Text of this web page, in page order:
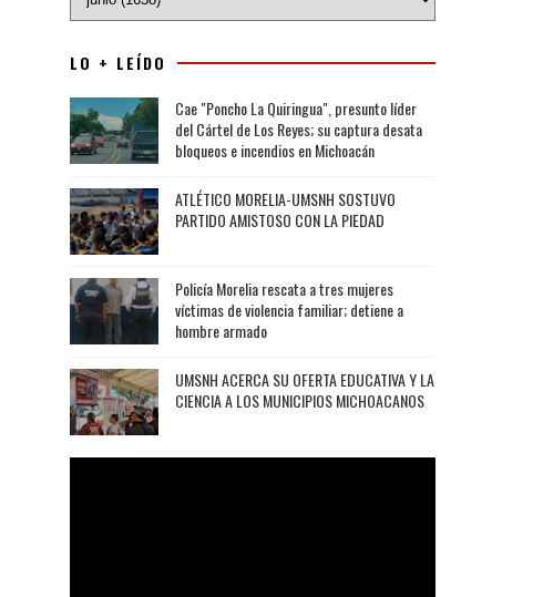
LO + LEÍDO
Cae "Poncho La Quiringua", presunto líder
del Cártel de Los Reyes; su captura desata
bloqueos e incendios en Michoacán
ATLÉTICO MORELIA-UMSNH SOSTUVO
PARTIDO AMISTOSO CON LA PIEDAD
Policía Morelia rescata a tres mujeres
víctimas de violencia familiar; detiene a
hombre armado
UMSNH ACERCA SU OFERTA EDUCATIVA Y LA
CIENCIA A LOS MUNICIPIOS MICHOACANOS